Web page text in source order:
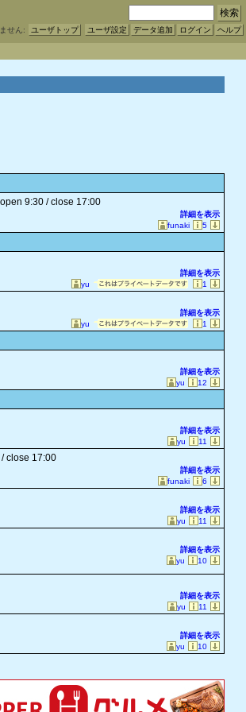
せん: ユーザトップ ユーザ設定 データ追加 ログイン ヘルプ
open 9:30 / close 17:00
詳細を表示
funaki
5
詳細を表示
yu
1
詳細を表示
yu
1
詳細を表示
yu
12
詳細を表示
yu
11
close 17:00
詳細を表示
funaki
6
詳細を表示
yu
11
詳細を表示
yu
10
詳細を表示
yu
11
詳細を表示
yu
10